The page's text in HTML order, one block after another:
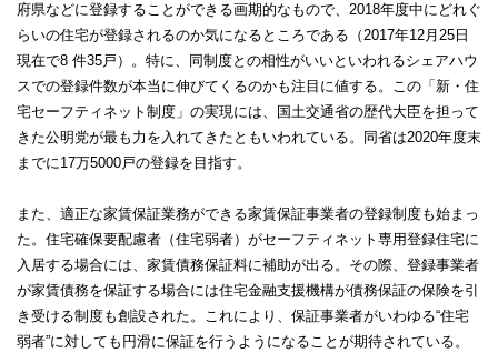
府県などに登録することができる画期的なもので、2018年度中にどれぐ
らいの住宅が登録されるのか気になるところである（2017年12月25日
現在で8 件35戸）。特に、同制度との相性がいいといわれるシェアハウ
スでの登録件数が本当に伸びてくるのかも注目に値する。この「新・住
宅セーフティネット制度」の実現には、国土交通省の歴代大臣を担って
きた公明党が最も力を入れてきたともいわれている。同省は2020年度末
までに17万5000戸の登録を目指す。
また、適正な家賃保証業務ができる家賃保証事業者の登録制度も始まっ
た。住宅確保要配慮者（住宅弱者）がセーフティネット専用登録住宅に
入居する場合には、家賃債務保証料に補助が出る。その際、登録事業者
が家賃債務を保証する場合には住宅金融支援機構が債務保証の保険を引
き受ける制度も創設された。これにより、保証事業者がいわゆる“住宅
弱者”に対しても円滑に保証を行うようになることが期待されている。